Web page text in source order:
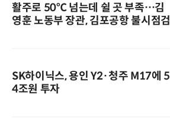
활주로 50℃ 넘는데 쉴 곳 부족…김
영훈 노동부 장관, 김포공항 불시점검
SK하이닉스, 용인 Y2·청주 M17에 5
4조원 투자